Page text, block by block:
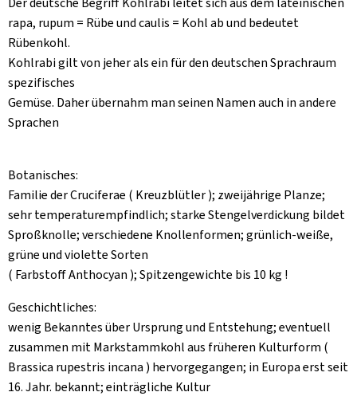
Aktuelles
B2B
rapa, rupum = Rübe und caulis = Kohl ab und bedeutet
Rübenkohl.
Kohlrabi gilt von jeher als ein für den deutschen Sprachraum
spezifisches
Gemüse. Daher übernahm man seinen Namen auch in andere
Sprachen
Botanisches:
Familie der Cruciferae ( Kreuzblütler ); zweijährige Planze;
sehr temperaturempfindlich; starke Stengelverdickung bildet
Sproßknolle; verschiedene Knollenformen; grünlich-weiße,
grüne und violette Sorten
( Farbstoff Anthocyan ); Spitzengewichte bis 10 kg !
Geschichtliches:
wenig Bekanntes über Ursprung und Entstehung; eventuell
zusammen mit Markstammkohl aus früheren Kulturform (
Brassica rupestris incana ) hervorgegangen; in Europa erst seit
16. Jahr. bekannt; einträgliche Kultur